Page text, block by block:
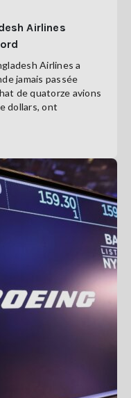
Airlines
Airlines a
jamais passée
de quatorze avions
dollars, ont